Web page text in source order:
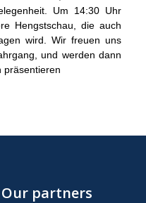
Um 14:30 Uhr
Hengstschau, die auch
wird. Wir freuen uns
und werden dann
präsentieren
partners